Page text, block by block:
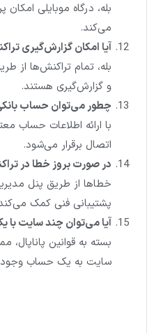
بله، درگاه موبایلی
می‌کند.
آیا امکان گزارش‌گیری
بله، تمام تراکنش‌ها از
و گزارش‌گیری هستند.
چطور می‌توان حساب
با ارائه اطلاعات حساب
اتصال برقرار می‌شود.
در صورت بروز خطا در
خطاها از طریق پنل
پشتیبانی فنی کمک
آیا می‌توان چند سایت با
بسته به قوانین
سایت به یک حساب وجود